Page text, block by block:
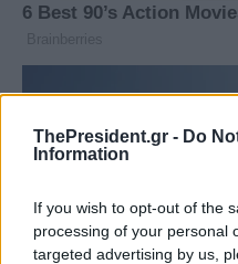
ThePresident.gr - Do
Information
If you wish to opt-out of the
processing of your personal
targeted advertising by us,